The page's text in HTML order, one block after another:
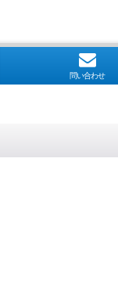
問い合わせ